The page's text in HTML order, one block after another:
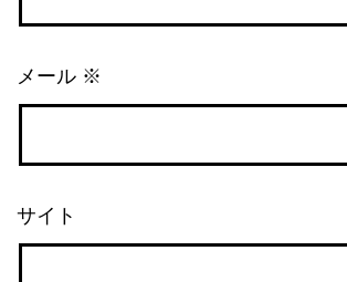
メール ※
サイト